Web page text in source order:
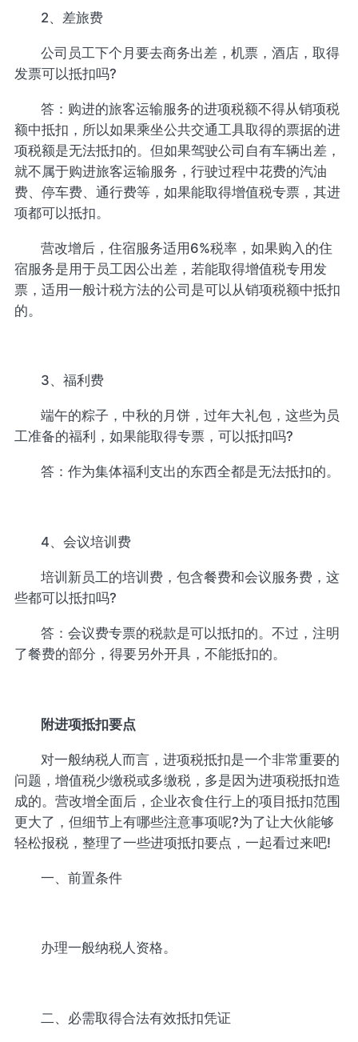
2、差旅费
公司员工下个月要去商务出差，机票，酒店，取得
发票可以抵扣吗?
答：购进的旅客运输服务的进项税额不得从销项税
额中抵扣，所以如果乘坐公共交通工具取得的票据的进
项税额是无法抵扣的。但如果驾驶公司自有车辆出差，
就不属于购进旅客运输服务，行驶过程中花费的汽油
费、停车费、通行费等，如果能取得增值税专票，其进
项都可以抵扣。
营改增后，住宿服务适用6%税率，如果购入的住
宿服务是用于员工因公出差，若能取得增值税专用发
票，适用一般计税方法的公司是可以从销项税额中抵扣
的。
3、福利费
端午的粽子，中秋的月饼，过年大礼包，这些为员
工准备的福利，如果能取得专票，可以抵扣吗?
答：作为集体福利支出的东西全都是无法抵扣的。
4、会议培训费
培训新员工的培训费，包含餐费和会议服务费，这
些都可以抵扣吗?
答：会议费专票的税款是可以抵扣的。不过，注明
了餐费的部分，得要另外开具，不能抵扣的。
附进项抵扣要点
对一般纳税人而言，进项税抵扣是一个非常重要的
问题，增值税少缴税或多缴税，多是因为进项税抵扣造
成的。营改增全面后，企业衣食住行上的项目抵扣范围
更大了，但细节上有哪些注意事项呢?为了让大伙能够
轻松报税，整理了一些进项抵扣要点，一起看过来吧!
一、前置条件
办理一般纳税人资格。
二、必需取得合法有效抵扣凭证